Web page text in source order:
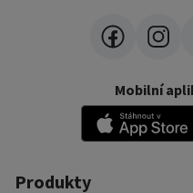
Mobilní
Produkty